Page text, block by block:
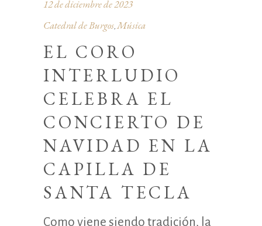
12 de diciembre de 2023
Catedral de Burgos,Música
EL CORO
INTERLUDIO
CELEBRA EL
CONCIERTO DE
NAVIDAD EN LA
CAPILLA DE
SANTA TECLA
Como viene siendo tradición, la